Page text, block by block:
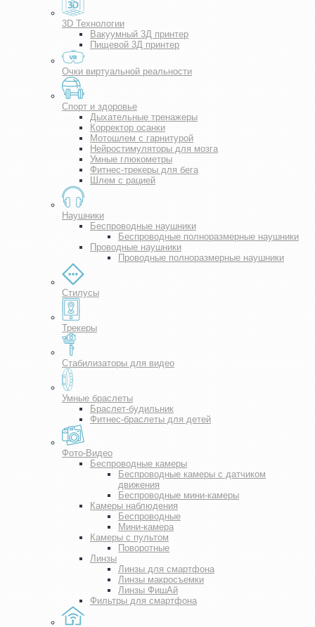
3D Технологии
Вакуумный 3Д принтер
Пищевой 3Д принтер
Очки виртуальной реальности
Спорт и здоровье
Дыхательные тренажеры
Корректор осанки
Мотошлем с гарнитурой
Нейростимуляторы для мозга
Умные глюкометры
Фитнес-трекеры для бега
Шлем с рацией
Наушники
Беспроводные наушники
Беспроводные полноразмерные наушники
Проводные наушники
Проводные полноразмерные наушники
Стилусы
Трекеры
Стабилизаторы для видео
Умные браслеты
Браслет-будильник
Фитнес-браслеты для детей
Фото-Видео
Беспроводные камеры
Беспроводные камеры с датчиком
движения
Беспроводные мини-камеры
Камеры наблюдения
Беспроводные
Мини-камера
Камеры с пультом
Поворотные
Линзы
Линзы для смартфона
Линзы макросъемки
Линзы ФишАй
Фильтры для смартфона